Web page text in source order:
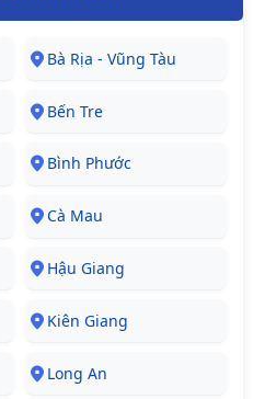
Bà Rịa - Vũng Tàu
Bến Tre
Bình Phước
Cà Mau
Hậu Giang
Kiên Giang
Long An